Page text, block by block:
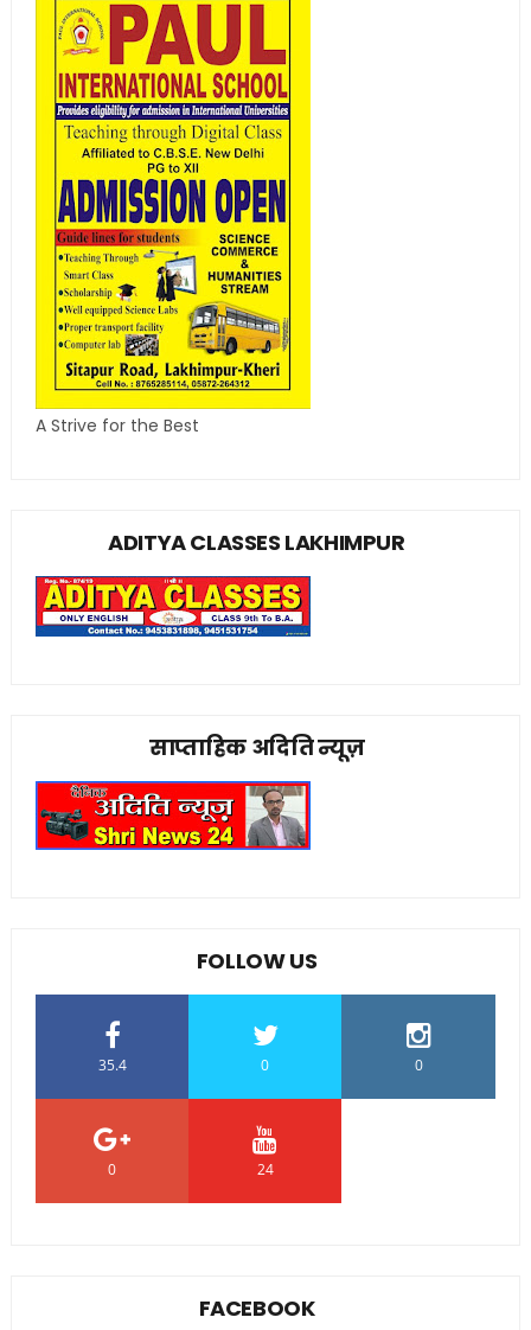
A Strive for the Best
ADITYA CLASSES LAKHIMPUR
साप्ताहिक अदिति न्यूज़
FOLLOW US
35.4 0 0
0 24
FACEBOOK